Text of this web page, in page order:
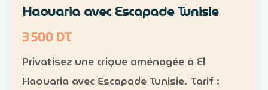
Haouaria avec Escapade Tunisie
3 500 DT
Privatisez une crique aménagée à El
Haouaria avec Escapade Tunisie. Tarif :